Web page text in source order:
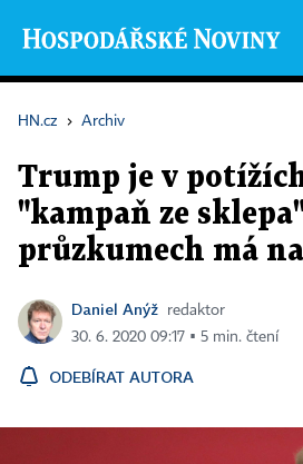
HN.cz › Archiv
Trump je v
"kampaň ze
průzkumech má
Daniel Anýž
redaktor
30. 6. 2020 09:17 ▪ 5 min. čtení
ODEBÍRAT AUTORA